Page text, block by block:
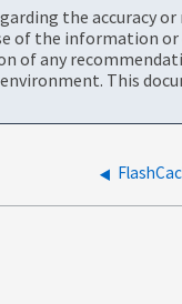
the
of the information
any
This